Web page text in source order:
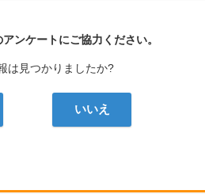
ンケートにご協力ください。
は見つかりましたか?
いいえ